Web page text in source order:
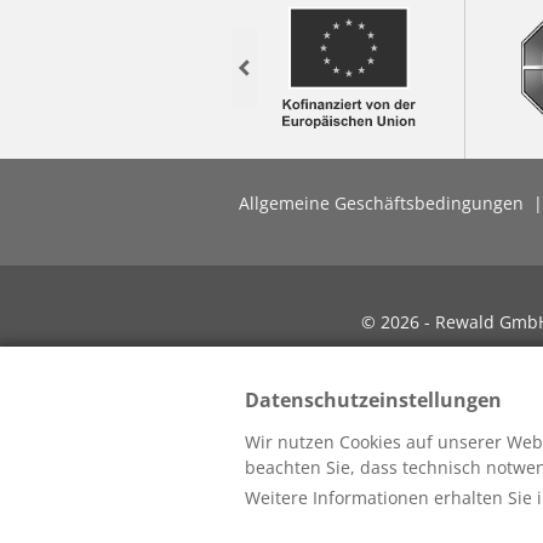
Previous
Allgemeine Geschäftsbedingungen
© 2026 - Rewald
Datenschutzeinstellungen
Wir nutzen Cookies auf unserer
beachten Sie, dass technisch
Weitere Informationen erhalten Sie